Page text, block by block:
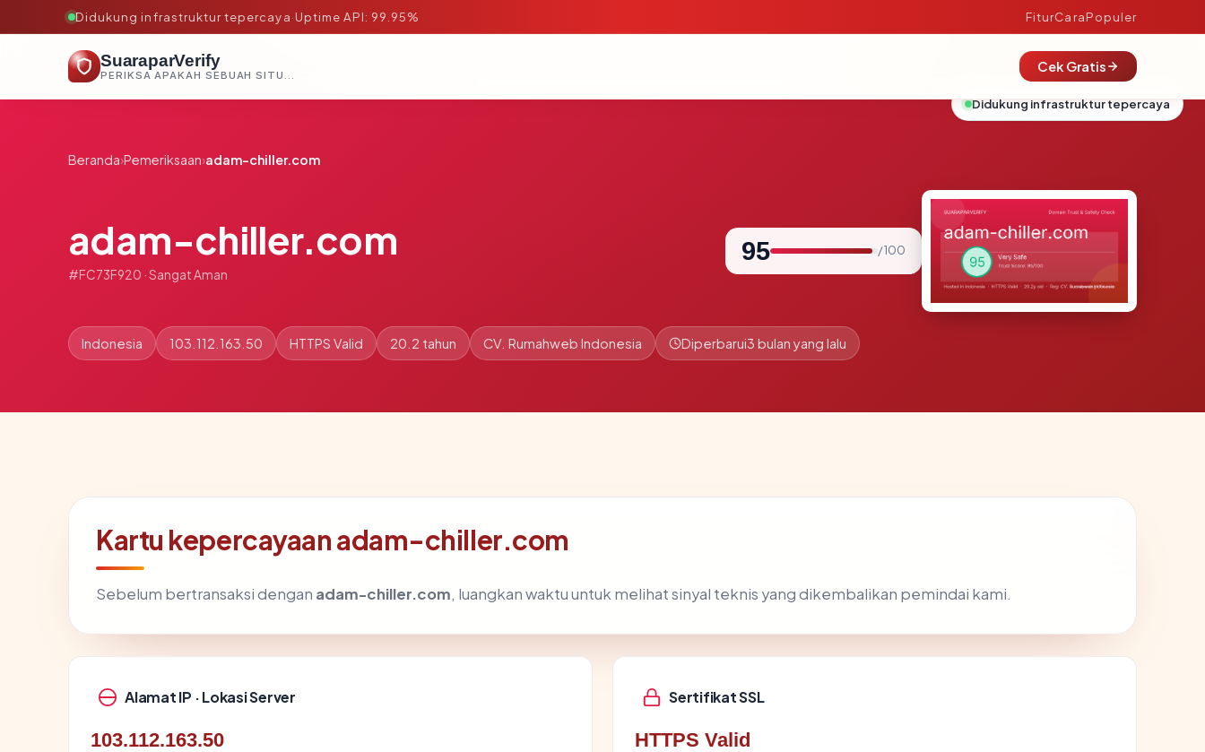
Didukung infrastruktur tepercaya·Uptime API: 99.95% FiturCaraPopuler
SuaraparVerify
PERIKSA APAKAH SEBUAH SITUS AMAN, TEPERCAYA, DAN TERVERIFIKASI DALAM HITUNGAN DETIK.
Cek Gratis
Beranda›Pemeriksaan›adam-chiller.com
adam-chiller.com
#FC73F920 · Sangat Aman
95 / 100
Indonesia 103.112.163.50 HTTPS Valid 20.2 tahun CV. Rumahweb Indonesia Diperbarui3 bulan yang lalu
Kartu kepercayaan adam-chiller.com
Sebelum bertransaksi dengan adam-chiller.com, luangkan waktu untuk melihat sinyal teknis yang dikembalikan pemindai kami.
Alamat IP · Lokasi Server
103.112.163.50
Sertifikat SSL
HTTPS Valid
Didukung infrastruktur tepercaya